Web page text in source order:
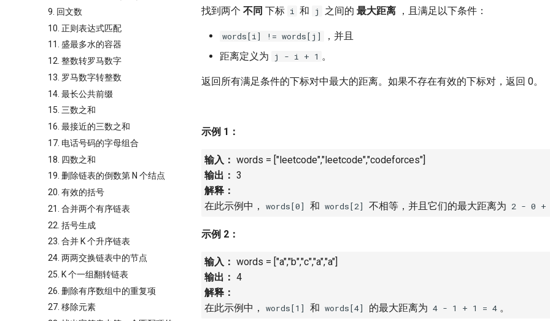
9. 回文数
10. 正则表达式匹配
11. 盛最多水的容器
12. 整数转罗马数字
13. 罗马数字转整数
14. 最长公共前缀
15. 三数之和
16. 最接近的三数之和
17. 电话号码的字母组合
18. 四数之和
19. 删除链表的倒数第 N 个结点
20. 有效的括号
21. 合并两个有序链表
22. 括号生成
23. 合并 K 个升序链表
24. 两两交换链表中的节点
25. K 个一组翻转链表
26. 删除有序数组中的重复项
27. 移除元素
找到两个 不同 下标 i 和 j 之间的 最大距离 ，且满足以下条件：
words[i] != words[j]
，并且
距离定义为
j - i + 1 。
返回所有满足条件的下标对中最大的距离。如果不存在有效的下标对，返回 0。
示例 1：
输入： words = ["leetcode","leetcode","codeforces"]
输出： 3
解释：
在此示例中，
words[0] 和 words[2] 不相等，并且它们的最大距离为 2 - 0 +
示例 2：
输入： words = ["a","b","c","a","a"]
输出： 4
解释：
在此示例中，
words[1] 和 words[4] 的最大距离为 4 - 1 + 1 = 4 。